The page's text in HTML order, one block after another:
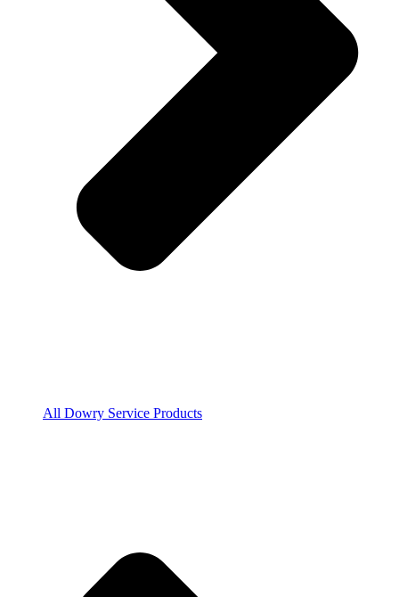
All Dowry Service Products